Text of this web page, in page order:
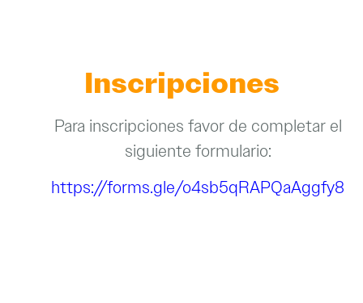
Inscripciones
Para inscripciones favor de completar el
siguiente formulario:
https://forms.gle/o4sb5qRAPQaAggfy8